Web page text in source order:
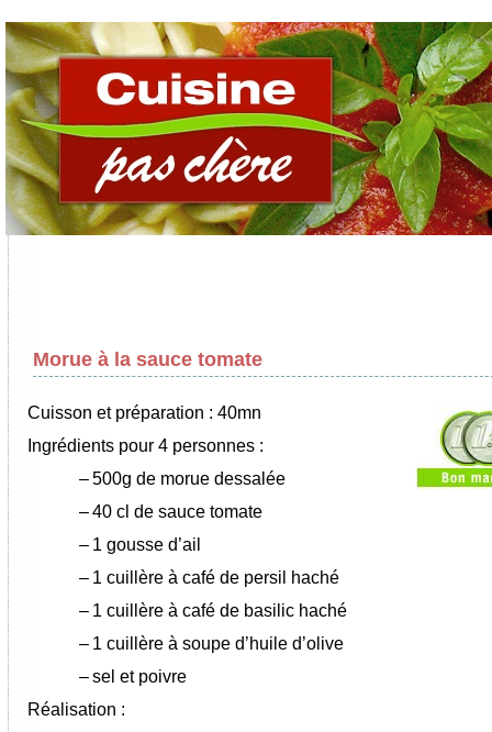
Morue à la sauce tomate
Cuisson et préparation : 40mn
Ingrédients pour 4 personnes :
–500g de morue dessalée
–40 cl de sauce tomate
– 1 gousse d’ail
– 1 cuillère à café de persil haché
– 1 cuillère à café de basilic haché
– 1 cuillère à soupe d’huile d’olive
–sel et poivre
Réalisation :